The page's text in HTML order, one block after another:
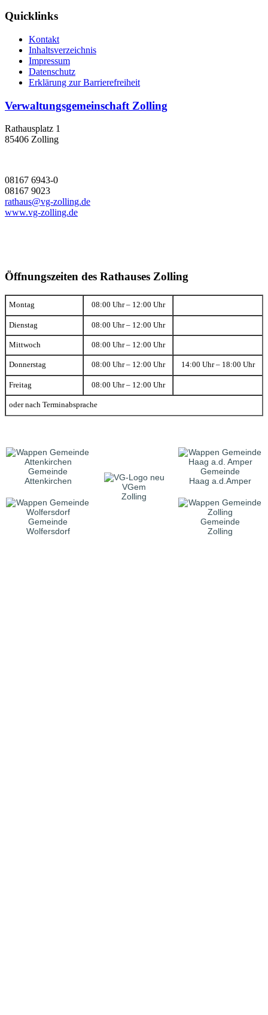
Quicklinks
Kontakt
Inhaltsverzeichnis
Impressum
Datenschutz
Erklärung zur Barrierefreiheit
Verwaltungsgemeinschaft Zolling
Rathausplatz 1
85406 Zolling
08167 6943-0
08167 9023
rathaus@vg-zolling.de
www.vg-zolling.de
Öffnungszeiten des Rathauses Zolling
Montag 08:00 Uhr – 12:00 Uhr
Dienstag 08:00 Uhr – 12:00 Uhr
Mittwoch 08:00 Uhr – 12:00 Uhr
Donnerstag 08:00 Uhr – 12:00 Uhr 14:00 Uhr – 18:00 Uhr
Freitag 08:00 Uhr – 12:00 Uhr
oder nach Terminabsprache
Gemeinde
Attenkirchen
VGem
Zolling
Gemeinde
Haag a.d.Amper
Gemeinde
Wolfersdorf
Gemeinde
Zolling